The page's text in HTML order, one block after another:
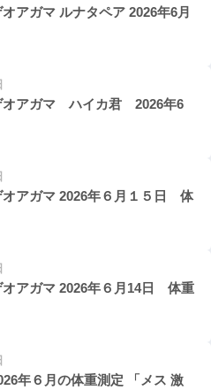
オアガマ ルナタペア 2026年6月
オアガマ ハイカ君 2026年6
オアガマ 2026年６月１５日 体
オアガマ 2026年６月14日 体重
年６月の体重測定 「メス 激